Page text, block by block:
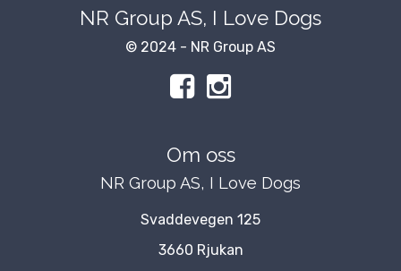
NR Group AS, I Love Dogs
© 2024 - NR Group AS
Om oss
NR Group AS, I Love Dogs
Svaddevegen 125
3660 Rjukan